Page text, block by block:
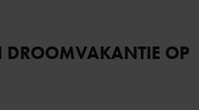
DROOMVAKANTIE OP